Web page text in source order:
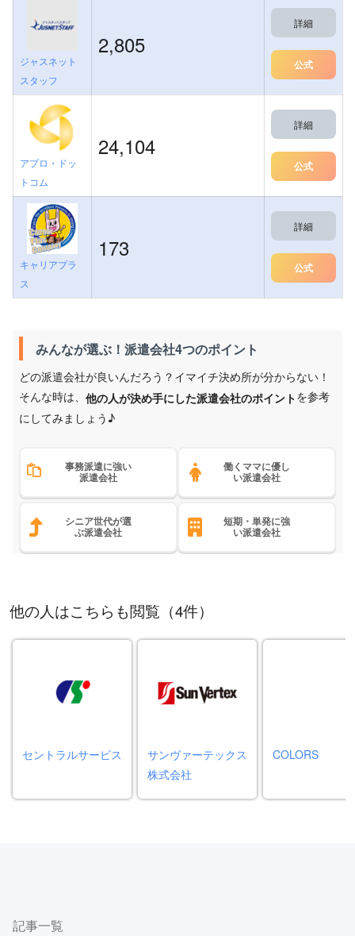
ジャスネット
スタッフ
2,805
詳細
公式
アプロ・ドッ
トコム
24,104
詳細
公式
キャリアプラ
ス
173
詳細
公式
みんなが選ぶ！派遣会社4つのポイント
どの派遣会社が良いんだろう？イマイチ決め所が分からない！
そんな時は、 他の人が決め手にした派遣会社のポイントを参考
にしてみましょう♪
事務派遣に強い
派遣会社
働くママに優し
い派遣会社
シニア世代が選
ぶ派遣会社
短期・単発に強
い派遣会社
他の人はこちらも閲覧（4件）
セントラルサービス
サンヴァーテックス
株式会社
COLORS
記事一覧